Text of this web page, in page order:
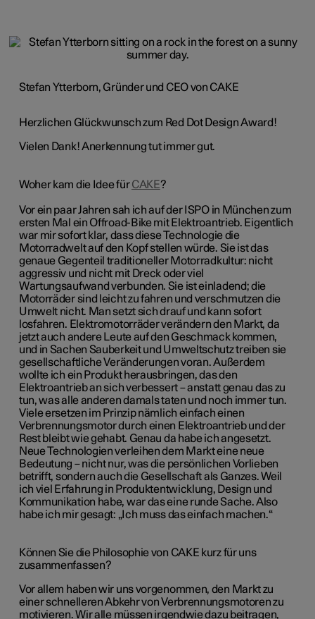
Stefan Ytterborn, Gründer und CEO von CAKE
Herzlichen Glückwunsch zum Red Dot Design Award!
Vielen Dank! Anerkennung tut immer gut.
Woher kam die Idee fürCAKE?
Vor ein paar Jahren sah ich auf der ISPO in München zum
ersten Mal ein Offroad-Bike mit Elektroantrieb. Eigentlich
war mir sofort klar, dass diese Technologie die
Motorradwelt auf den Kopf stellen würde. Sie ist das
genaue Gegenteil traditioneller Motorradkultur: nicht
aggressiv und nicht mit Dreck oder viel
Wartungsaufwand verbunden. Sie ist einladend; die
Motorräder sind leicht zu fahren und verschmutzen die
Umwelt nicht. Man setzt sich drauf und kann sofort
losfahren. Elektromotorräder verändern den Markt, da
jetzt auch andere Leute auf den Geschmack kommen,
und in Sachen Sauberkeit und Umweltschutz treiben sie
gesellschaftliche Veränderungen voran. Außerdem
wollte ich ein Produkt herausbringen, das den
Elektroantrieb an sich verbessert – anstatt genau das zu
tun, was alle anderen damals taten und noch immer tun.
Viele ersetzen im Prinzip nämlich einfach einen
Verbrennungsmotor durch einen Elektroantrieb und der
Rest bleibt wie gehabt. Genau da habe ich angesetzt.
Neue Technologien verleihen dem Markt eine neue
Bedeutung – nicht nur, was die persönlichen Vorlieben
betrifft, sondern auch die Gesellschaft als Ganzes. Weil
ich viel Erfahrung in Produktentwicklung, Design und
Kommunikation habe, war das eine runde Sache. Also
habe ich mir gesagt: „Ich muss das einfach machen.“
Können Sie die Philosophie von CAKE kurz für uns
zusammenfassen?
Vor allem haben wir uns vorgenommen, den Markt zu
einer schnelleren Abkehr von Verbrennungsmotoren zu
motivieren. Wir alle müssen irgendwie dazu beitragen,